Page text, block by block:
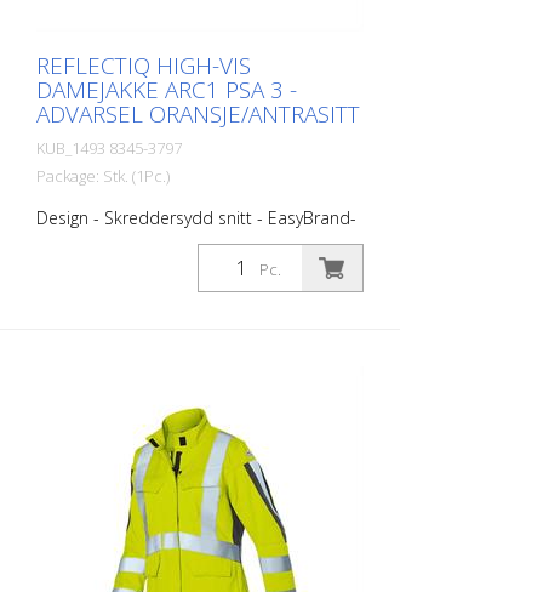
REFLECTIQ HIGH-VIS
DAMEJAKKE ARC1 PSA 3 -
ADVARSEL ORANSJE/ANTRASITT
KUB_1493 8345-3797
Package: Stk. (1Pc.)
Design - Skreddersydd snitt - EasyBrand-
funksjon takket være sertifisert
dekorasjonsmulighet på ryggen -
Kontrastelementer: sideinnsatser foran
på overarmen, refleks i kroppsspråk (5
cm bred) som går vertikalt over skulderen,
1 refleksstripe på overkroppen og 2
refleksstriper på ermene hele veien rundt
Funksjon - med 2 brystlommer med klaff
- med 2 sidelommer med klaff og
borrelåsfeste - med 2 innvendige lommer
med borrelås - med tildekket glidelås
Pc.